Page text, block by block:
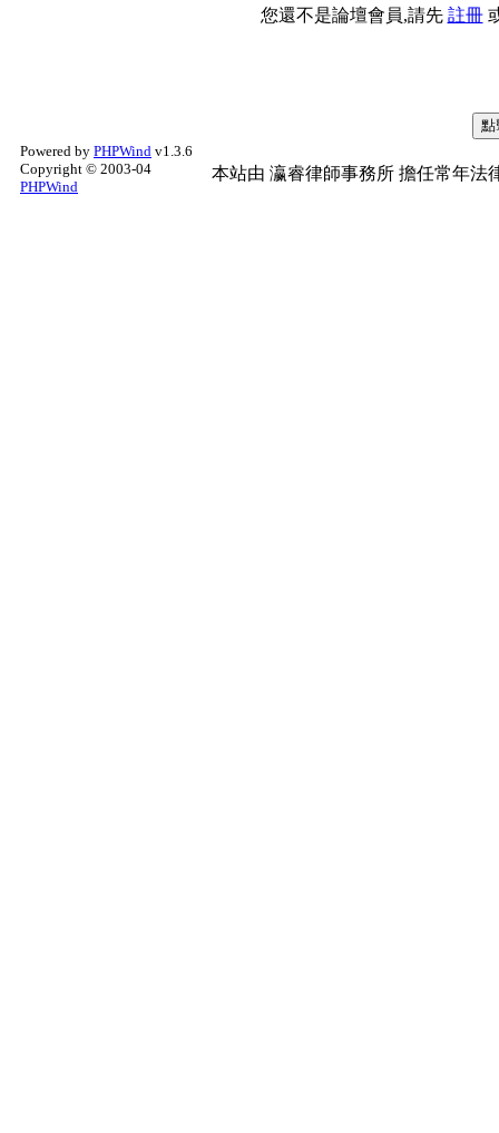
您還不是論壇會員,請先 註冊
Powered by PHPWind v1.3.6
Copyright © 2003-04
PHPWind
本站由 瀛睿律師事務所 擔任常年法